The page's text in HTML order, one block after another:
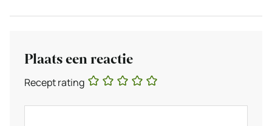
Plaats een reactie
Recept rating